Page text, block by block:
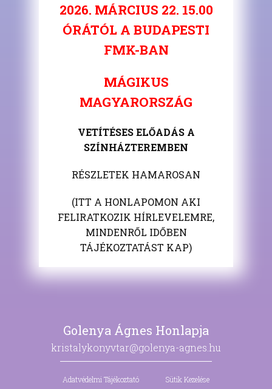
2026. MÁRCIUS 22. 15.00
ÓRÁTÓL A BUDAPESTI
FMK-BAN
MÁGIKUS
MAGYARORSZÁG
VETÍTÉSES ELŐADÁS A
SZÍNHÁZTEREMBEN
RÉSZLETEK HAMAROSAN
(ITT A HONLAPOMON AKI
FELIRATKOZIK HÍRLEVELEMRE,
MINDENRŐL IDŐBEN
TÁJÉKOZTATÁST KAP)
Golenya Ágnes Honlapja
kristalykonyvtar@golenya-agnes.hu
Adatvédelmi Tájékoztató Sütik Kezelése